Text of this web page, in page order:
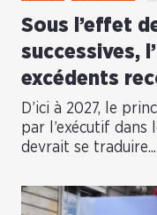
Sous l’effet
successives,
excédents
D’ici à 2027, le
par l’exécutif dans
devrait se traduire...